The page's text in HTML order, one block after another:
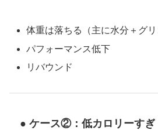
体重は落ちる（主に水分＋グリ
パフォーマンス低下
リバウンド
● ケース②：低カロリーすぎ